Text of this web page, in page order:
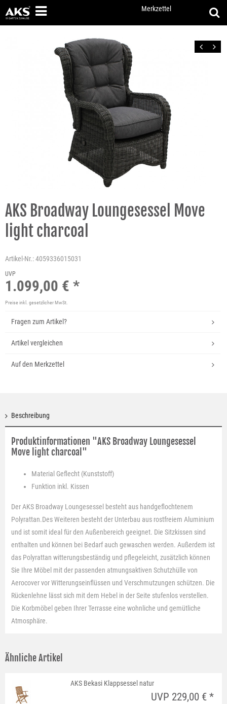
Merkzettel
Zurück Vor
AKS Broadway Loungesessel Move
light charcoal
Artikel-Nr.:4059336015031
UVP
1.099,00 € *
Preise inkl. gesetzlicher MwSt.
Fragen zum Artikel?
Artikel vergleichen
Auf den Merkzettel
Beschreibung
Produktinformationen "AKS Broadway Loungesessel
Move light charcoal"
Material Geflecht (Kunststoff)
Funktion inkl. Kissen
Der AKS Broadway Loungesessel besteht aus handgeflochtenem
Polyrattan.Des Weiteren besteht der Unterbau aus rostfreiem Aluminium
und ist somit ideal für den Außenbereich geeignet. Die Sitzkissen sind
enthalten und können bei Bedarf auch gewaschen werden. Außerdem ist
das Polyrattan witterungsbeständig und pflegeleicht, zusätzlich können
Sie Ihre Möbel mit der passenden atmungsaktiven Schutzhülle von
Aerocover vor Witterungseinflüssen und Verschmutzungen schützen. Die
Rückenlehne lässt sich mit dem Hebel in der Seite stufenlos verstellen.
Die Korbmöbel geben Ihrer Terrasse eine wohnliche und gemütliche
Atmosphäre.
Ähnliche Artikel
AKS Bekasi Klappsessel natur
UVP 229,00 € *